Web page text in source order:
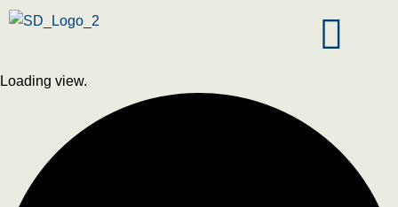
Loading view.